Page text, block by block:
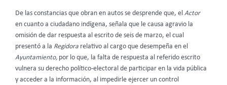
De las constancias que obran en autos se desprende que, el Actor
en cuanto a ciudadano indígena, señala que le causa agravio la
omisión de dar respuesta al escrito de seis de marzo, el cual
presentó a la Regidora relativo al cargo que desempeña en el
Ayuntamiento, por lo que, la falta de respuesta al referido escrito
vulnera su derecho político-electoral de participar en la vida pública
y acceder a la información, al impedirle ejercer un control